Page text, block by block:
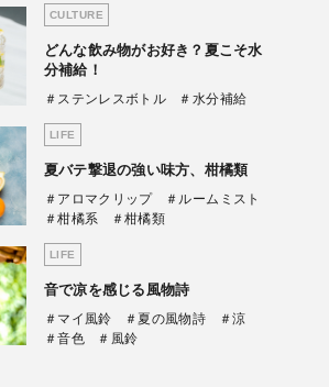
CULTURE
どんな飲み物がお好き？夏こそ水
分補給！
＃ステンレスボトル ＃水分補給
LIFE
夏バテ撃退の強い味方、柑橘類
＃アロマクリップ
＃ルームミスト
＃柑橘系
＃柑橘類
LIFE
音で凉を感じる風物詩
＃マイ風鈴 ＃夏の風物詩
＃涼
＃音色
＃風鈴